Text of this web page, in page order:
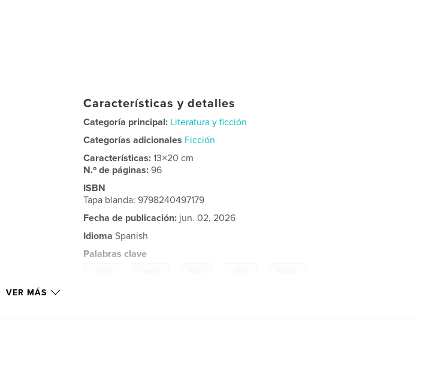
Características y detalles
Categoría principal: Literatura y ficción
Categorías adicionales Ficción
Características:13×20 cm
N.º de páginas:96
ISBN
Tapa blanda: 9798240497179
Fecha de publicación: jun. 02, 2026
Idioma Spanish
Palabras clave
VER MÁS